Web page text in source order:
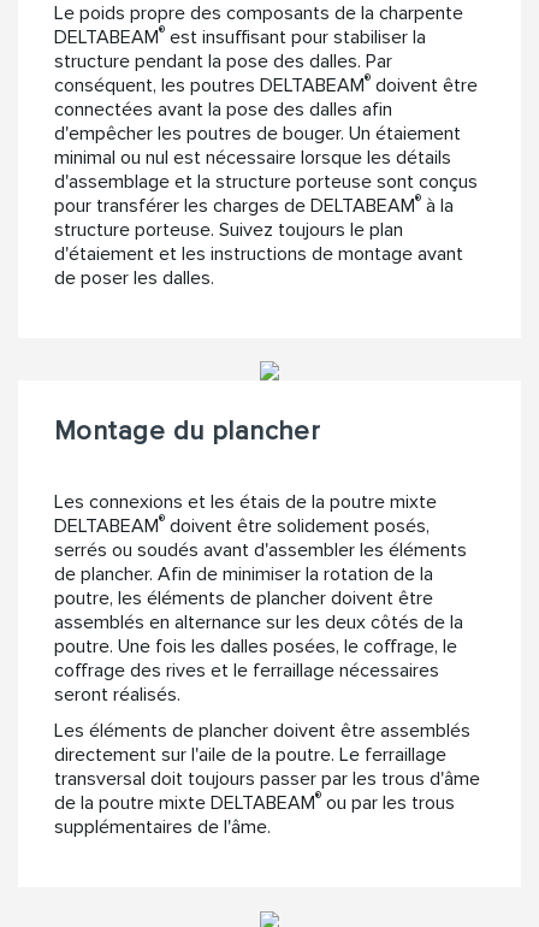
Le poids propre des composants de la charpente
DELTABEAM® est insuffisant pour stabiliser la
structure pendant la pose des dalles. Par
conséquent, les poutres DELTABEAM® doivent être
connectées avant la pose des dalles afin
d'empêcher les poutres de bouger. Un étaiement
minimal ou nul est nécessaire lorsque les détails
d'assemblage et la structure porteuse sont conçus
pour transférer les charges de DELTABEAM® à la
structure porteuse. Suivez toujours le plan
d'étaiement et les instructions de montage avant
de poser les dalles.
Montage du plancher
Les connexions et les étais de la poutre mixte
DELTABEAM® doivent être solidement posés,
serrés ou soudés avant d'assembler les éléments
de plancher. Afin de minimiser la rotation de la
poutre, les éléments de plancher doivent être
assemblés en alternance sur les deux côtés de la
poutre. Une fois les dalles posées, le coffrage, le
coffrage des rives et le ferraillage nécessaires
seront réalisés.
Les éléments de plancher doivent être assemblés
directement sur l'aile de la poutre. Le ferraillage
transversal doit toujours passer par les trous d'âme
de la poutre mixte DELTABEAM® ou par les trous
supplémentaires de l'âme.